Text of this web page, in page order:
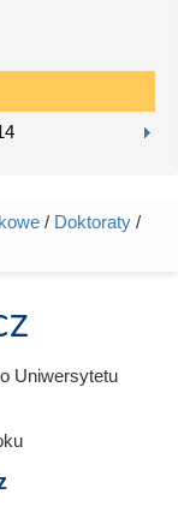
/ Doktoraty /
Uniwersytetu